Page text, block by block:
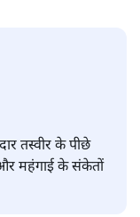
तस्वीर के पीछे
महंगाई के संकेतों